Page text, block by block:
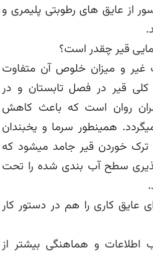
از عایق های رطوبتی پلیمری و
قیر چقدر است؟
غیر و میزان خلوص آن متفاوت
کلی قیر در فصل تابستان و در
روان است که باعث کاهش
همینطور سرما و یخبندان
ترک خوردن قیر جامد میشود که
سطح آب بندی شده را تحت
عایق کاری را هم در دستور کار
و هماهنگی بیشتر از